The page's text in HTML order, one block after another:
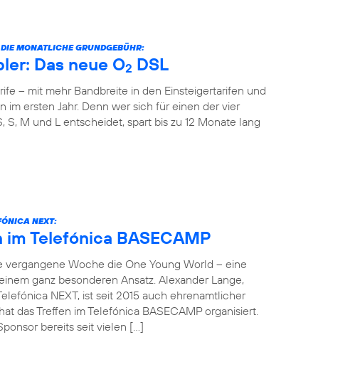
MONATLICHE GRUNDGEBÜHR:
Das neue O2 DSL
– mit mehr Bandbreite in den Einsteigertarifen und
im ersten Jahr. Denn wer sich für einen der vier
S, M und L entscheidet, spart bis zu 12 Monate lang
NEXT:
Telefónica BASECAMP
vergangene Woche die One Young World – eine
ganz besonderen Ansatz. Alexander Lange,
NEXT, ist seit 2015 auch ehrenamtlicher
das Treffen im Telefónica BASECAMP organisiert.
bereits seit vielen […]